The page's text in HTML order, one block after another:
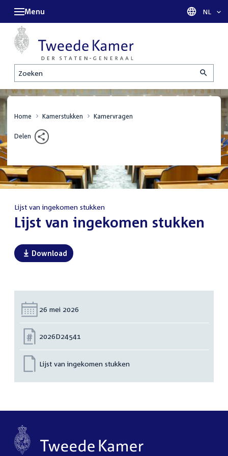
Zoeken
Menu Taal
NL
Home Kamerstukken Kamervragen
Delen
Lijst van ingekomen stukken
:Lijst van ingekomen stukken
Download
Datum:
26 mei 2026
Nummer:
2026D24541
Lijst van ingekomen stukken